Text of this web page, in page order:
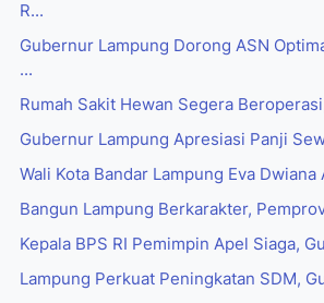
R...
Gubernur Lampung Dorong ASN
...
Rumah Sakit Hewan Segera
Gubernur Lampung Apresiasi Panji
Wali Kota Bandar Lampung Eva Dwiana
Bangun Lampung Berkarakter,
Kepala BPS RI Pemimpin Apel Siaga,
Lampung Perkuat Peningkatan SDM,